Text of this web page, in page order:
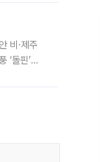
비·제주
‘돌핀’이